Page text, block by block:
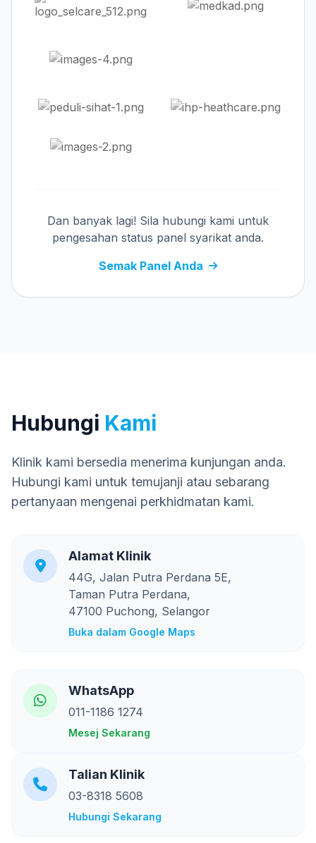
Dan banyak lagi! Sila hubungi kami untuk
pengesahan status panel syarikat anda.
Semak Panel Anda
Hubungi Kami
Klinik kami bersedia menerima kunjungan anda.
Hubungi kami untuk temujanji atau sebarang
pertanyaan mengenai perkhidmatan kami.
Alamat Klinik
44G, Jalan Putra Perdana 5E,
Taman Putra Perdana,
47100 Puchong, Selangor
Buka dalam Google Maps
WhatsApp
011-1186 1274
Mesej Sekarang
Talian Klinik
03-8318 5608
Hubungi Sekarang